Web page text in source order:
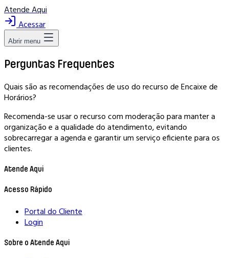
Atende Aqui
Acessar
Abrir menu
Perguntas Frequentes
Quais são as recomendações de uso do recurso de Encaixe de
Horários?
Recomenda-se usar o recurso com moderação para manter a
organização e a qualidade do atendimento, evitando
sobrecarregar a agenda e garantir um serviço eficiente para os
clientes.
Atende Aqui
Acesso Rápido
Portal do Cliente
Login
Sobre o Atende Aqui